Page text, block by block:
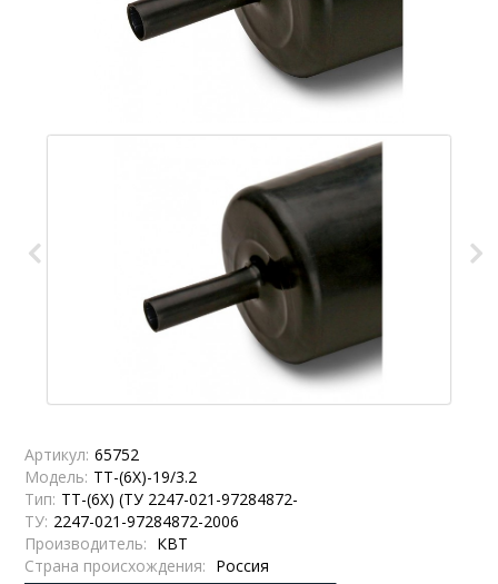
Артикул: 65752
Модель: ТТ-(6Х)-19/3.2
Тип: ТТ-(6Х) (ТУ 2247-021-97284872-
ТУ: 2247-021-97284872-2006
Производитель: КВТ
Страна происхождения: Россия